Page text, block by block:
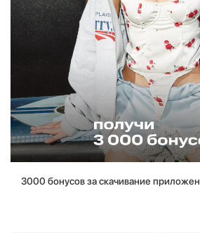
3000 бонусов за скачивание